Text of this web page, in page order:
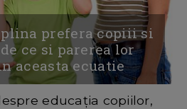
prefera copiii si
ce si parerea lor
aceasta ecuatie
educația copiilor,